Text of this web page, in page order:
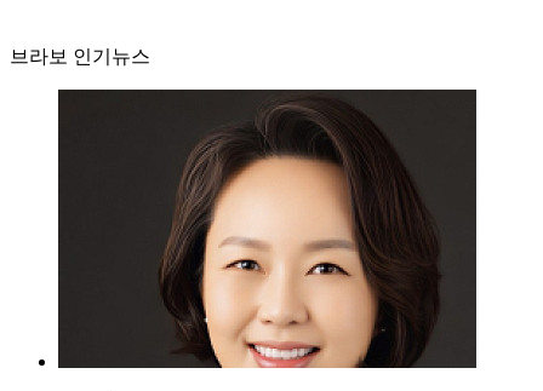
브라보 인기뉴스